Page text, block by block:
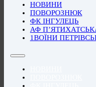
НОВИНИ
ПОВОРОЗНЮК
ФК ІНГУЛЕЦЬ
АФ
1ВОЇНИ